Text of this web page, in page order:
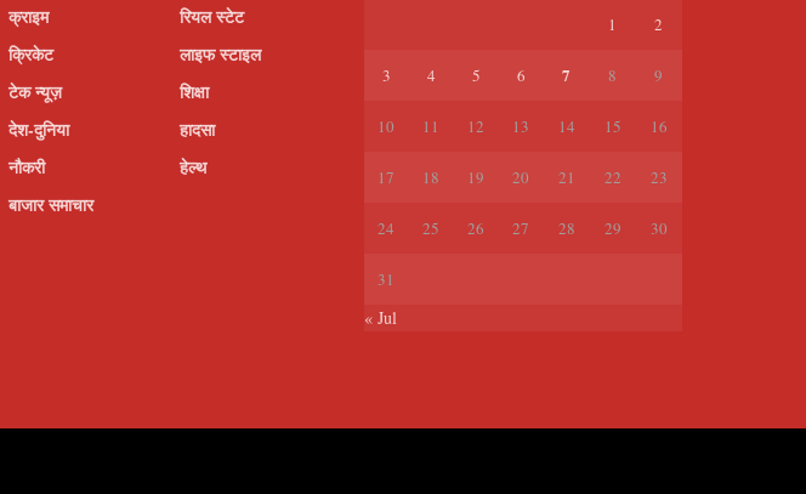
क्राइम
क्रिकेट
टेक न्यूज़
देश-दुनिया
नौकरी
बाजार समाचार
रियल स्टेट
लाइफ स्टाइल
शिक्षा
हादसा
हेल्थ
1 2
3 4 5 6 7 8 9
10 11 12 13 14 15 16
17 18 19 20 21 22 23
24 25 26 27 28 29 30
31
« Jul